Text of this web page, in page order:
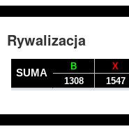
Rywalizacja